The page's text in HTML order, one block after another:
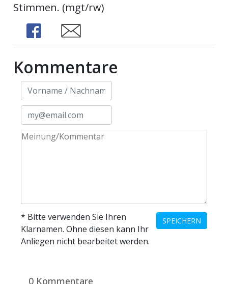
Stimmen. (mgt/rw)
Share
Share
Kommentare
SPEICHERN
* Bitte verwenden Sie Ihren
Klarnamen. Ohne diesen kann Ihr
Anliegen nicht bearbeitet werden.
0 Kommentare